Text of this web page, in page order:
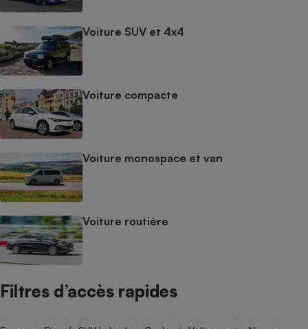
Voiture SUV et 4x4
Voiture compacte
Voiture monospace et van
Voiture routière
Filtres d’accès rapides